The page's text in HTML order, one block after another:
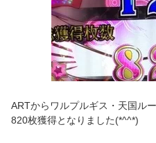
ARTからワルプルギス・天国ル
820枚獲得となりました(*^^*)